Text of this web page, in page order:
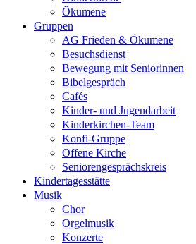
Ökumene
Gruppen
AG Frieden & Ökumene
Besuchsdienst
Bewegung mit Seniorinnen
Bibelgespräch
Cafés
Kinder- und Jugendarbeit
Kinderkirchen-Team
Konfi-Gruppe
Offene Kirche
Seniorengesprächskreis
Kindertagesstätte
Musik
Chor
Orgelmusik
Konzerte